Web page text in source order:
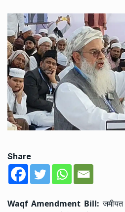
Share
Waqf Amendment Bill: जमीयत